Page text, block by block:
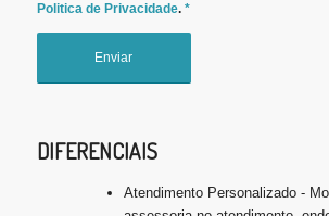
Politica de Privacidade. *
DIFERENCIAIS
Atendimento Personalizado -